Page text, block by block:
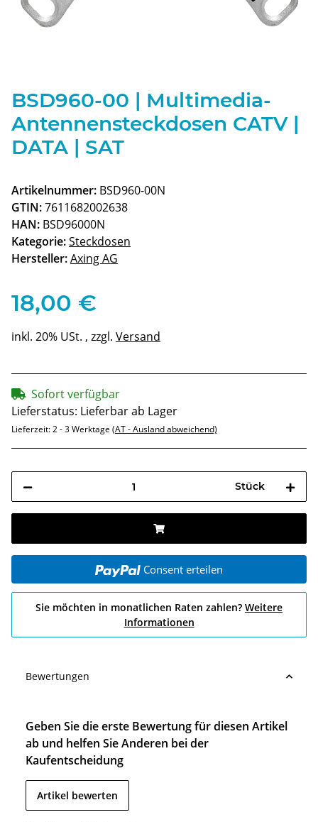
BSD960-00 | Multimedia-
Antennensteckdosen CATV |
DATA | SAT
Artikelnummer: BSD960-00N
GTIN:7611682002638
HAN: BSD96000N
Kategorie:Steckdosen
Hersteller:Axing AG
18,00 €
inkl. 20% USt. , zzgl. Versand
Sofort verfügbar
Lieferstatus: Lieferbar ab Lager
Lieferzeit:2 - 3 Werktage (AT - Ausland abweichend)
Stück
Consent erteilen
Sie möchten in monatlichen Raten zahlen? Weitere
Informationen
Bewertungen
Geben Sie die erste Bewertung für diesen Artikel
ab und helfen Sie Anderen bei der
Kaufentscheidung
Artikel bewerten